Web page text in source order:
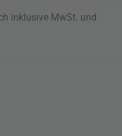
inklusive MwSt. und